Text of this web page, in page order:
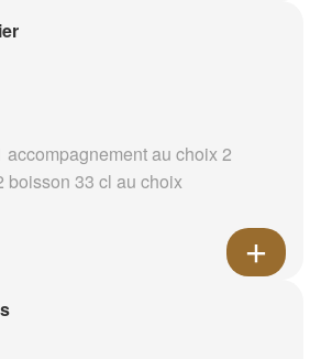
accompagnement au choix 2
boisson 33 cl au choix